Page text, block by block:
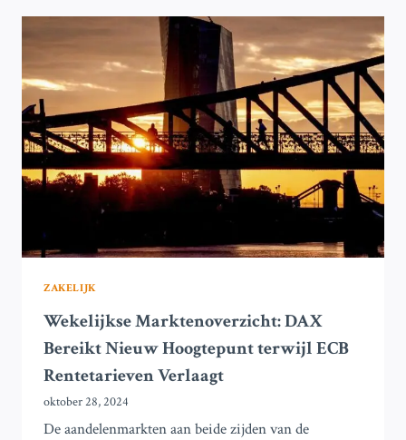
WERELDS
ÉÉN
NA
GROOTSTE
ECONOMIE
VERTRAAGT
ZAKELIJK
Wekelijkse Marktenoverzicht: DAX
Bereikt Nieuw Hoogtepunt terwijl ECB
Rentetarieven Verlaagt
oktober 28, 2024
De aandelenmarkten aan beide zijden van de